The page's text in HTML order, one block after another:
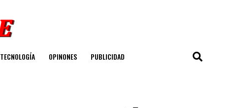
TECNOLOGÍA OPINONES PUBLICIDAD